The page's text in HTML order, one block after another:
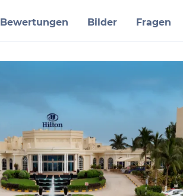
Bewertungen Bilder Fragen